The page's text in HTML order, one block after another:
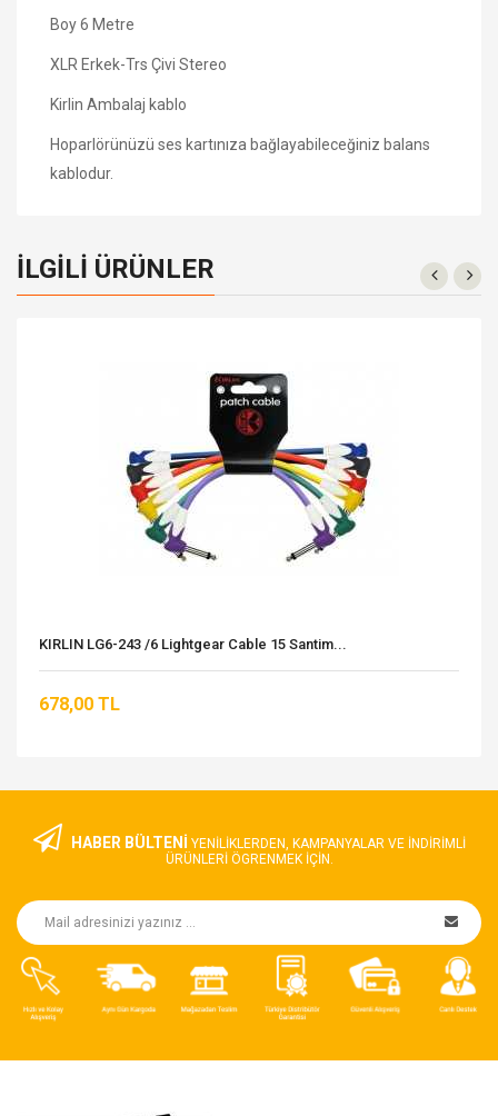
Boy 6 Metre
XLR Erkek-Trs Çivi Stereo
Kirlin Ambalaj kablo
Hoparlörünüzü ses kartınıza bağlayabileceğiniz balans
kablodur.
İLGILI ÜRÜNLER
KIRLIN LG6-243 /6 Lightgear Cable 15 Santim...
678,00 TL
HABER BÜLTENİ YENILIKLERDEN, KAMPANYALAR VE INDIRIMLI
ÜRÜNLERI ÖGRENMEK IÇIN.